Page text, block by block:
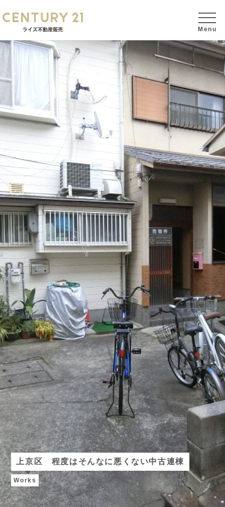
上京区 程度はそんなに悪くない中古連棟
Works